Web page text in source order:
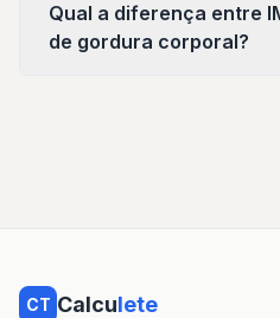
Qual a diferença entre
de gordura corporal?
CT Calculete